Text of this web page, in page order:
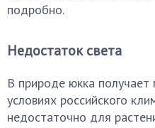
подробно.
Недостаток света
В природе юкка получает
условиях российского
недостаточно для